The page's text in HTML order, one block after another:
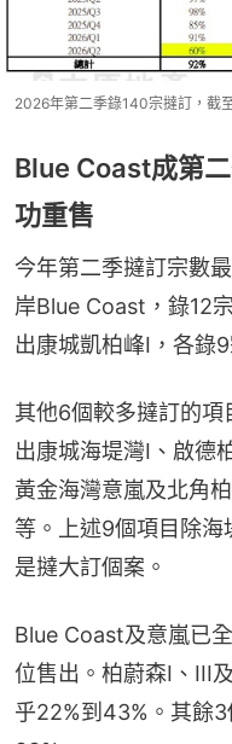
2026年第二季錄140宗撻訂，截
Blue Coast成第
功重售
今年第二季撻訂宗數
岸Blue Coast，錄12
出康城凱柏峰I，各錄
其他6個較多撻訂的項
出康城海堤灣I、啟德
黃金海灣意嵐及北角
等。上述9個項目除
是撻大訂個案。
Blue Coast及意嵐已
位售出。柏蔚森I、III
乎22%到43%。其餘3